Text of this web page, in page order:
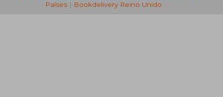
Países | Bookdelivery Reino Unido